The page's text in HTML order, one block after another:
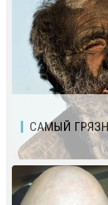
САМЫЙ